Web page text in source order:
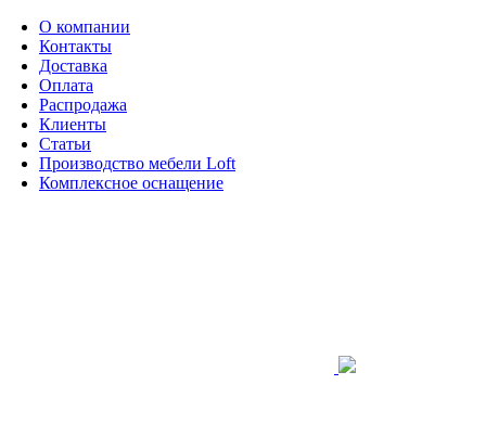
О компании
Контакты
Доставка
Оплата
Распродажа
Клиенты
Статьи
Производство мебели Loft
Комплексное оснащение